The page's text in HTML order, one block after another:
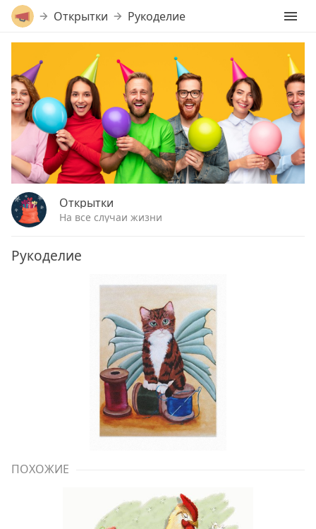
Открытки Рукоделие
Открытки
На все случаи жизни
Рукоделие
ПОХОЖИЕ